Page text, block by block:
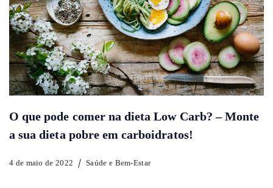
O que pode comer na dieta Low Carb? – Monte
a sua dieta pobre em carboidratos!
4 de maio de 2022 Saúde e Bem-Estar